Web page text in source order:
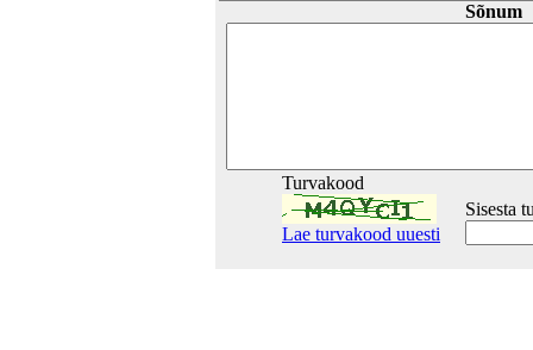
Sõnum
Turvakood
Lae turvakood uuesti
Sisesta